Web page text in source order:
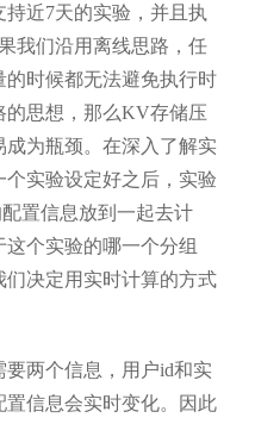
近7天的实验，并且执
我们沿用离线思路，任
时候都无法避免执行时
的思想，那么KV存储压
为瓶颈。在深入了解实
实验设定好之后，实验
置信息放到一起去计
个实验的哪一个分组
们决定用实时计算的方式
两个信息，用户id和实
信息会实时变化。因此